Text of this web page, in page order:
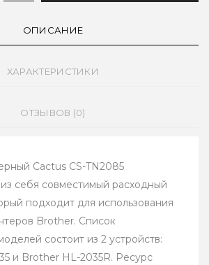
ОПИСАНИЕ
ХАРАКТЕРИСТИКИ
ОТЗЫВОВ (0)
Cactus CS-TN2085
себя совместимый расходный
подходит для использования
Brother. Список
состоит из 2 устройств:
и Brother HL-2035R. Ресурс